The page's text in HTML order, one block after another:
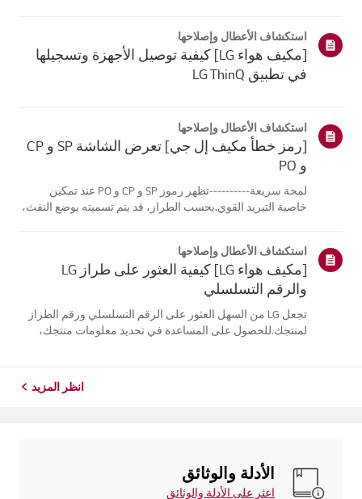
فيالغرفة...
استكشاف الأعطال وإصلاحها
[مكيف هواء LG] كيفية توصيل الأجهزة وتسجيلها
في تطبيق LG ThinQ
استكشاف الأعطال وإصلاحها
[رمز خطأ مكيف إل جي] تعرض الشاشة SP و CP
و PO
لمحة سريعة----------تظهر رموز SP و CP و PO عند تمكين
خاصية التبريد القوي.بحسب الطراز، قد يتم تسميته بوضع النفث،
استكشاف الأعطال وإصلاحها
[مكيف هواء LG] كيفية العثور على طراز LG
والرقم التسلسلي
تجعل LG من السهل العثور على الرقم التسلسلي ورقم الطراز
لمنتجك.للحصول على المساعدة في تحديد معلومات منتجك،
انظر المزيد
الأدلة والوثائق
اعثر على الأدلة والوثائق